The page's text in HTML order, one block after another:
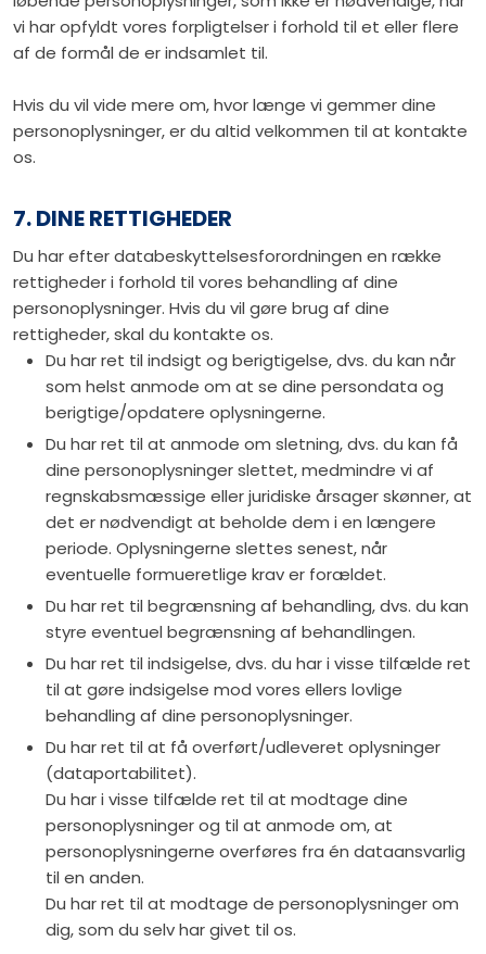
vi har opfyldt vores forpligtelser i forhold til et eller flere
af de formål de er indsamlet til.
Hvis du vil vide mere om, hvor længe vi gemmer dine
personoplysninger, er du altid velkommen til at kontakte
os.
7. DINE RETTIGHEDER
Du har efter databeskyttelsesforordningen en række
rettigheder i forhold til vores behandling af dine
personoplysninger. Hvis du vil gøre brug af dine
rettigheder, skal du kontakte os.
Du har ret til indsigt og berigtigelse, dvs. du kan når
som helst anmode om at se dine persondata og
berigtige/opdatere oplysningerne.
Du har ret til at anmode om sletning, dvs. du kan få
dine personoplysninger slettet, medmindre vi af
regnskabsmæssige eller juridiske årsager skønner, at
det er nødvendigt at beholde dem i en længere
periode. Oplysningerne slettes senest, når
eventuelle formueretlige krav er forældet.
Du har ret til begrænsning af behandling, dvs. du kan
styre eventuel begrænsning af behandlingen.
Du har ret til indsigelse, dvs. du har i visse tilfælde ret
til at gøre indsigelse mod vores ellers lovlige
behandling af dine personoplysninger.
Du har ret til at få overført/udleveret oplysninger
(dataportabilitet).
Du har i visse tilfælde ret til at modtage dine
personoplysninger og til at anmode om, at
personoplysningerne overføres fra én dataansvarlig
til en anden.
Du har ret til at modtage de personoplysninger om
dig, som du selv har givet til os.